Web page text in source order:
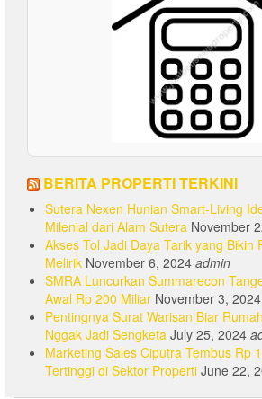
BERITA PROPERTI TERKINI
Sutera Nexen Hunian Smart-Living
Milenial dari Alam Sutera November
Akses Tol Jadi Daya Tarik yang Bikin
Melirik November 6, 2024 admin
SMRA Luncurkan Summarecon
Awal Rp 200 Miliar November 3, 2024
Pentingnya Surat Warisan Biar
Nggak Jadi Sengketa July 25, 2024
Marketing Sales Ciputra Tembus Rp
Tertinggi di Sektor Properti June 22,